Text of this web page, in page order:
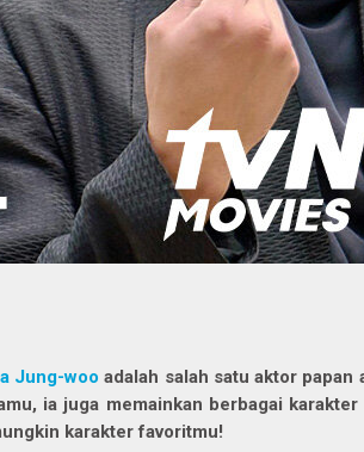
Jung-woo adalah salah satu aktor papan
ia juga memainkan berbagai
karakter favoritmu!